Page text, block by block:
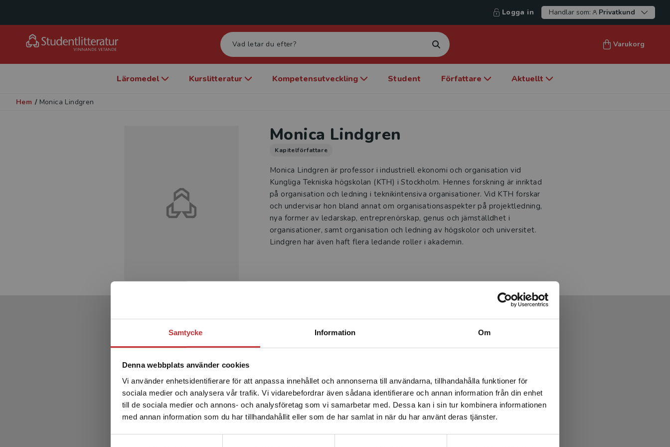
Samtycke Information Om
Denna webbplats använder cookies
Vi använder enhetsidentifierare för att anpassa innehållet och annonserna till användarna, tillhandahålla funktioner för
sociala medier och analysera vår trafik. Vi vidarebefordrar även sådana identifierare och annan information från din enhet
till de sociala medier och annons- och analysföretag som vi samarbetar med. Dessa kan i sin tur kombinera informationen
med annan information som du har tillhandahållit eller som de har samlat in när du har använt deras tjänster.
Begränsad fraktregion
Det verkar som att du besöker studentlitteratur.se via en
enhet utanför Sverige. Vi erbjuder inte leveranser utanför
Sverige. För att kunna slutföra ett köp måste
leveransadressen vara i Sverige.Läs mer
Logga in Handlar som: Privatkund
Varukorg
Läromedel Kurslitteratur Kompetensutveckling Student Författare Aktuellt
Hem / Monica Lindgren
Monica Lindgren
Kapitelförfattare
Monica Lindgren är professor i industriell ekonomi och organisation vid
Kungliga Tekniska högskolan (KTH) i Stockholm. Hennes forskning är inriktad
på organisation och ledning i teknikintensiva organisationer. Vid KTH forskar
och undervisar hon bland annat om organisationsaspekter på projektledning,
nya former av ledarskap, entreprenörskap, genus och jämställdhet i
organisationer, samt organisation och ledning av högskolor och universitet.
Lindgren har även haft flera ledande roller i akademin.
Produkter